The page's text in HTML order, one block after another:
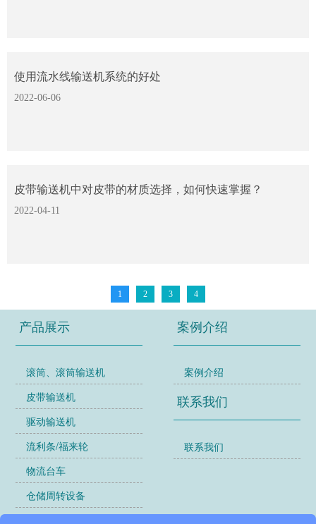
使用流水线输送机系统的好处
2022-06-06
皮带输送机中对皮带的材质选择，如何快速掌握？
2022-04-11
1 2 3 4
产品展示
滚筒、滚筒输送机
皮带输送机
驱动输送机
流利条/福来轮
物流台车
仓储周转设备
案例介绍
案例介绍
联系我们
联系我们